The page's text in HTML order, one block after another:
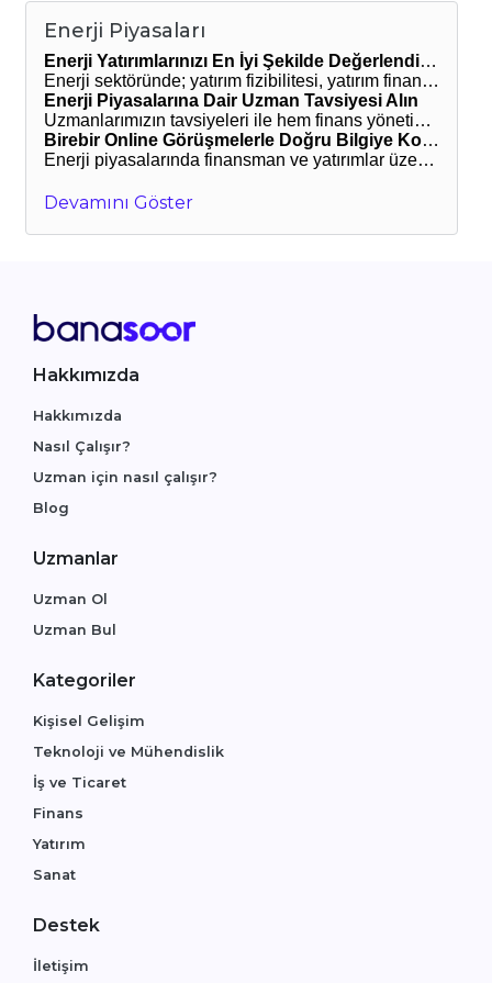
Enerji Piyasaları
Enerji Yatırımlarınızı En İyi Şekilde Değerlendirin
Enerji sektöründe; yatırım fizibilitesi, yatırım finansmanı, işletme sermayesi analizi, bilanço analizi ve mali raporlama gibi konulardaki sorularınıza cevap bulmak için tecrübeli uzmanlarımız yanınızda. BanaSoor’da enerji piyasalarına dair danışmanlık veren uzmanlarımızla görüşerek, yatırımlarınızı en iyi şekilde değerlendirebilirsiniz.
Enerji Piyasalarına Dair Uzman Tavsiyesi Alın
Uzmanlarımızın tavsiyeleri ile hem finans yönetiminizi planlayabilir hem de yatırımlarınızı değerlendireceğiniz en uygun araç ve uygulamaları belirleyebilirsiniz. Yapacağınız online görüşmeler sayesinde planlamalarınızı geliştirebilir, enerji piyasasına dair pek çok detaya hâkim olabilirsiniz.
Birebir Online Görüşmelerle Doğru Bilgiye Kolayca Ulaşın
Enerji piyasalarında finansman ve yatırımlar üzerine danışmanlık veren tecrübeli uzmanlarımızın profillerini inceleyebilir, görüntülü görüşme talebinizi kolayca iletebilirsiniz. Yatırım kararlarınızı alırken işin uzmanına danışın, doğru stratejiyle geleceği yakalayın.
Devamını Göster
Hakkımızda
Hakkımızda
Nasıl Çalışır?
Uzman için nasıl çalışır?
Blog
Uzmanlar
Uzman Ol
Uzman Bul
Kategoriler
Kişisel Gelişim
Teknoloji ve Mühendislik
İş ve Ticaret
Finans
Yatırım
Sanat
Destek
İletişim